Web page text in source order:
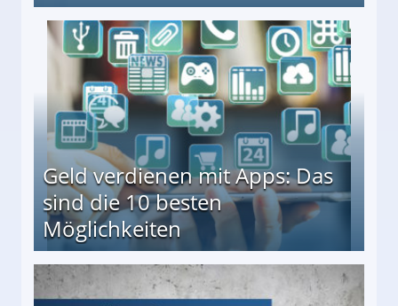
↻ Täglich neue Produkttests
Geld verdienen mit Apps: Das
sind die 10 besten
Möglichkeiten
besten Möglichkeiten